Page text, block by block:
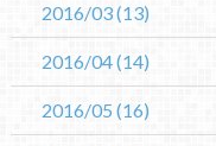
2016/03(13)
2016/04(14)
2016/05 (16)